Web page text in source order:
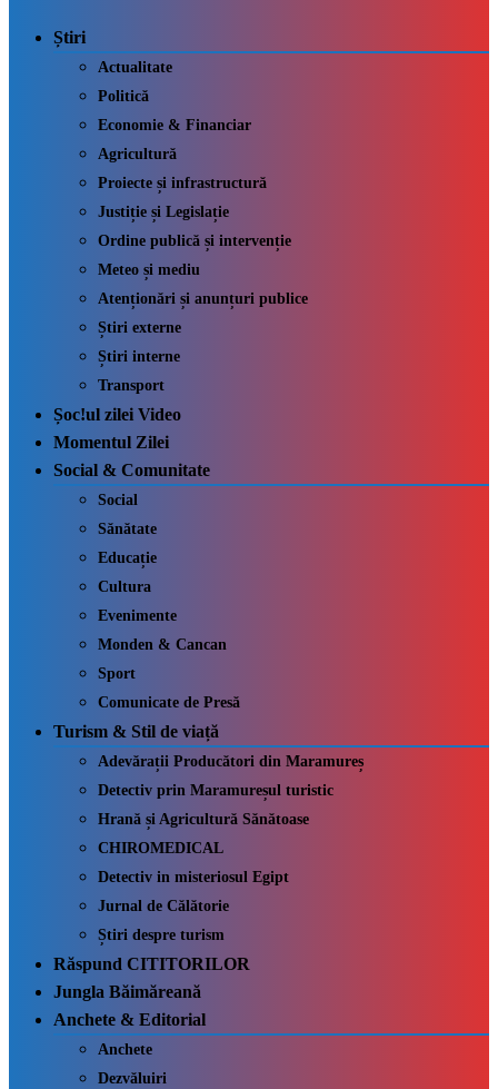
Știri
Actualitate
Politică
Economie & Financiar
Agricultură
Proiecte și infrastructură
Justiție și Legislație
Ordine publică și intervenție
Meteo și mediu
Atenționări și anunțuri publice
Știri externe
Știri interne
Transport
Șoc!ul zilei Video
Momentul Zilei
Social & Comunitate
Social
Sănătate
Educație
Cultura
Evenimente
Monden & Cancan
Sport
Comunicate de Presă
Turism & Stil de viață
Adevărații Producători din Maramureș
Detectiv prin Maramureșul turistic
Hrană și Agricultură Sănătoase
CHIROMEDICAL
Detectiv in misteriosul Egipt
Jurnal de Călătorie
Știri despre turism
Răspund CITITORILOR
Jungla Băimăreană
Anchete & Editorial
Anchete
Dezvăluiri